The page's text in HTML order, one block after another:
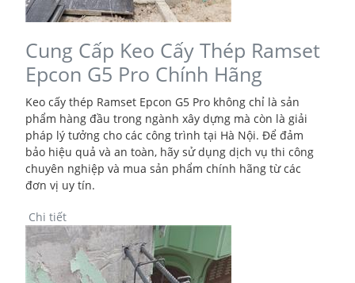
Cung Cấp Keo Cấy Thép Ramset
Epcon G5 Pro Chính Hãng
Keo cấy thép Ramset Epcon G5 Pro không chỉ là sản
phẩm hàng đầu trong ngành xây dựng mà còn là giải
pháp lý tưởng cho các công trình tại Hà Nội. Để đảm
bảo hiệu quả và an toàn, hãy sử dụng dịch vụ thi công
chuyên nghiệp và mua sản phẩm chính hãng từ các
đơn vị uy tín.
Chi tiết